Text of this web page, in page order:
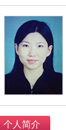
个人简介